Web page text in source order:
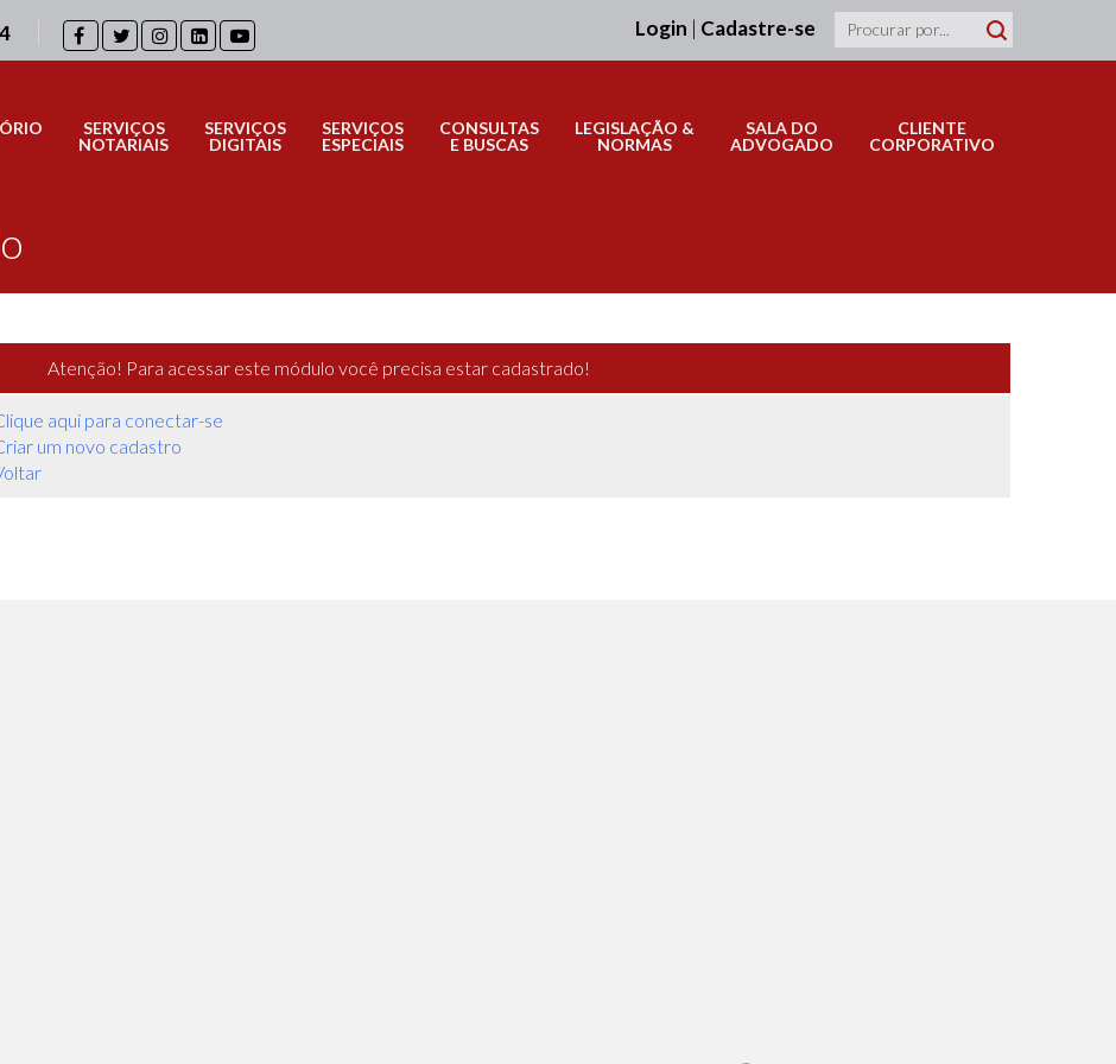
Login | Cadastre-se
SERVIÇOS
NOTARIAIS
SERVIÇOS
DIGITAIS
SERVIÇOS
ESPECIAIS
CONSULTAS
E BUSCAS
LEGISLAÇÃO &
NORMAS
SALA DO
ADVOGADO
CLIENTE
CORPORATIVO
Atenção! Para acessar este módulo você precisa estar cadastrado!
aqui para conectar-se
um novo cadastro